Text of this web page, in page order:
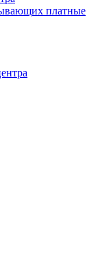
платные